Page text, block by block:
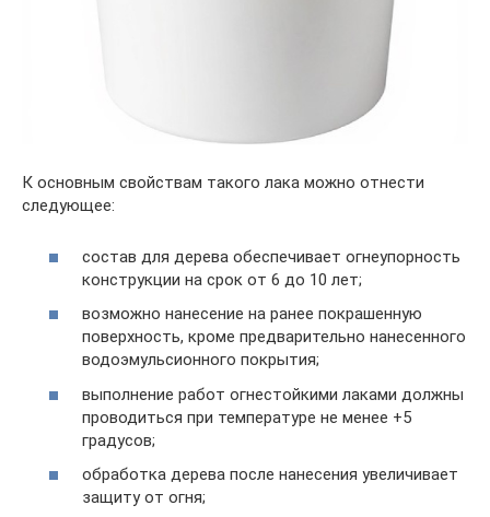
К основным свойствам такого лака можно отнести
следующее:
состав для дерева обеспечивает огнеупорность
конструкции на срок от 6 до 10 лет;
возможно нанесение на ранее покрашенную
поверхность, кроме предварительно нанесенного
водоэмульсионного покрытия;
выполнение работ огнестойкими лаками должны
проводиться при температуре не менее +5
градусов;
обработка дерева после нанесения увеличивает
защиту от огня;